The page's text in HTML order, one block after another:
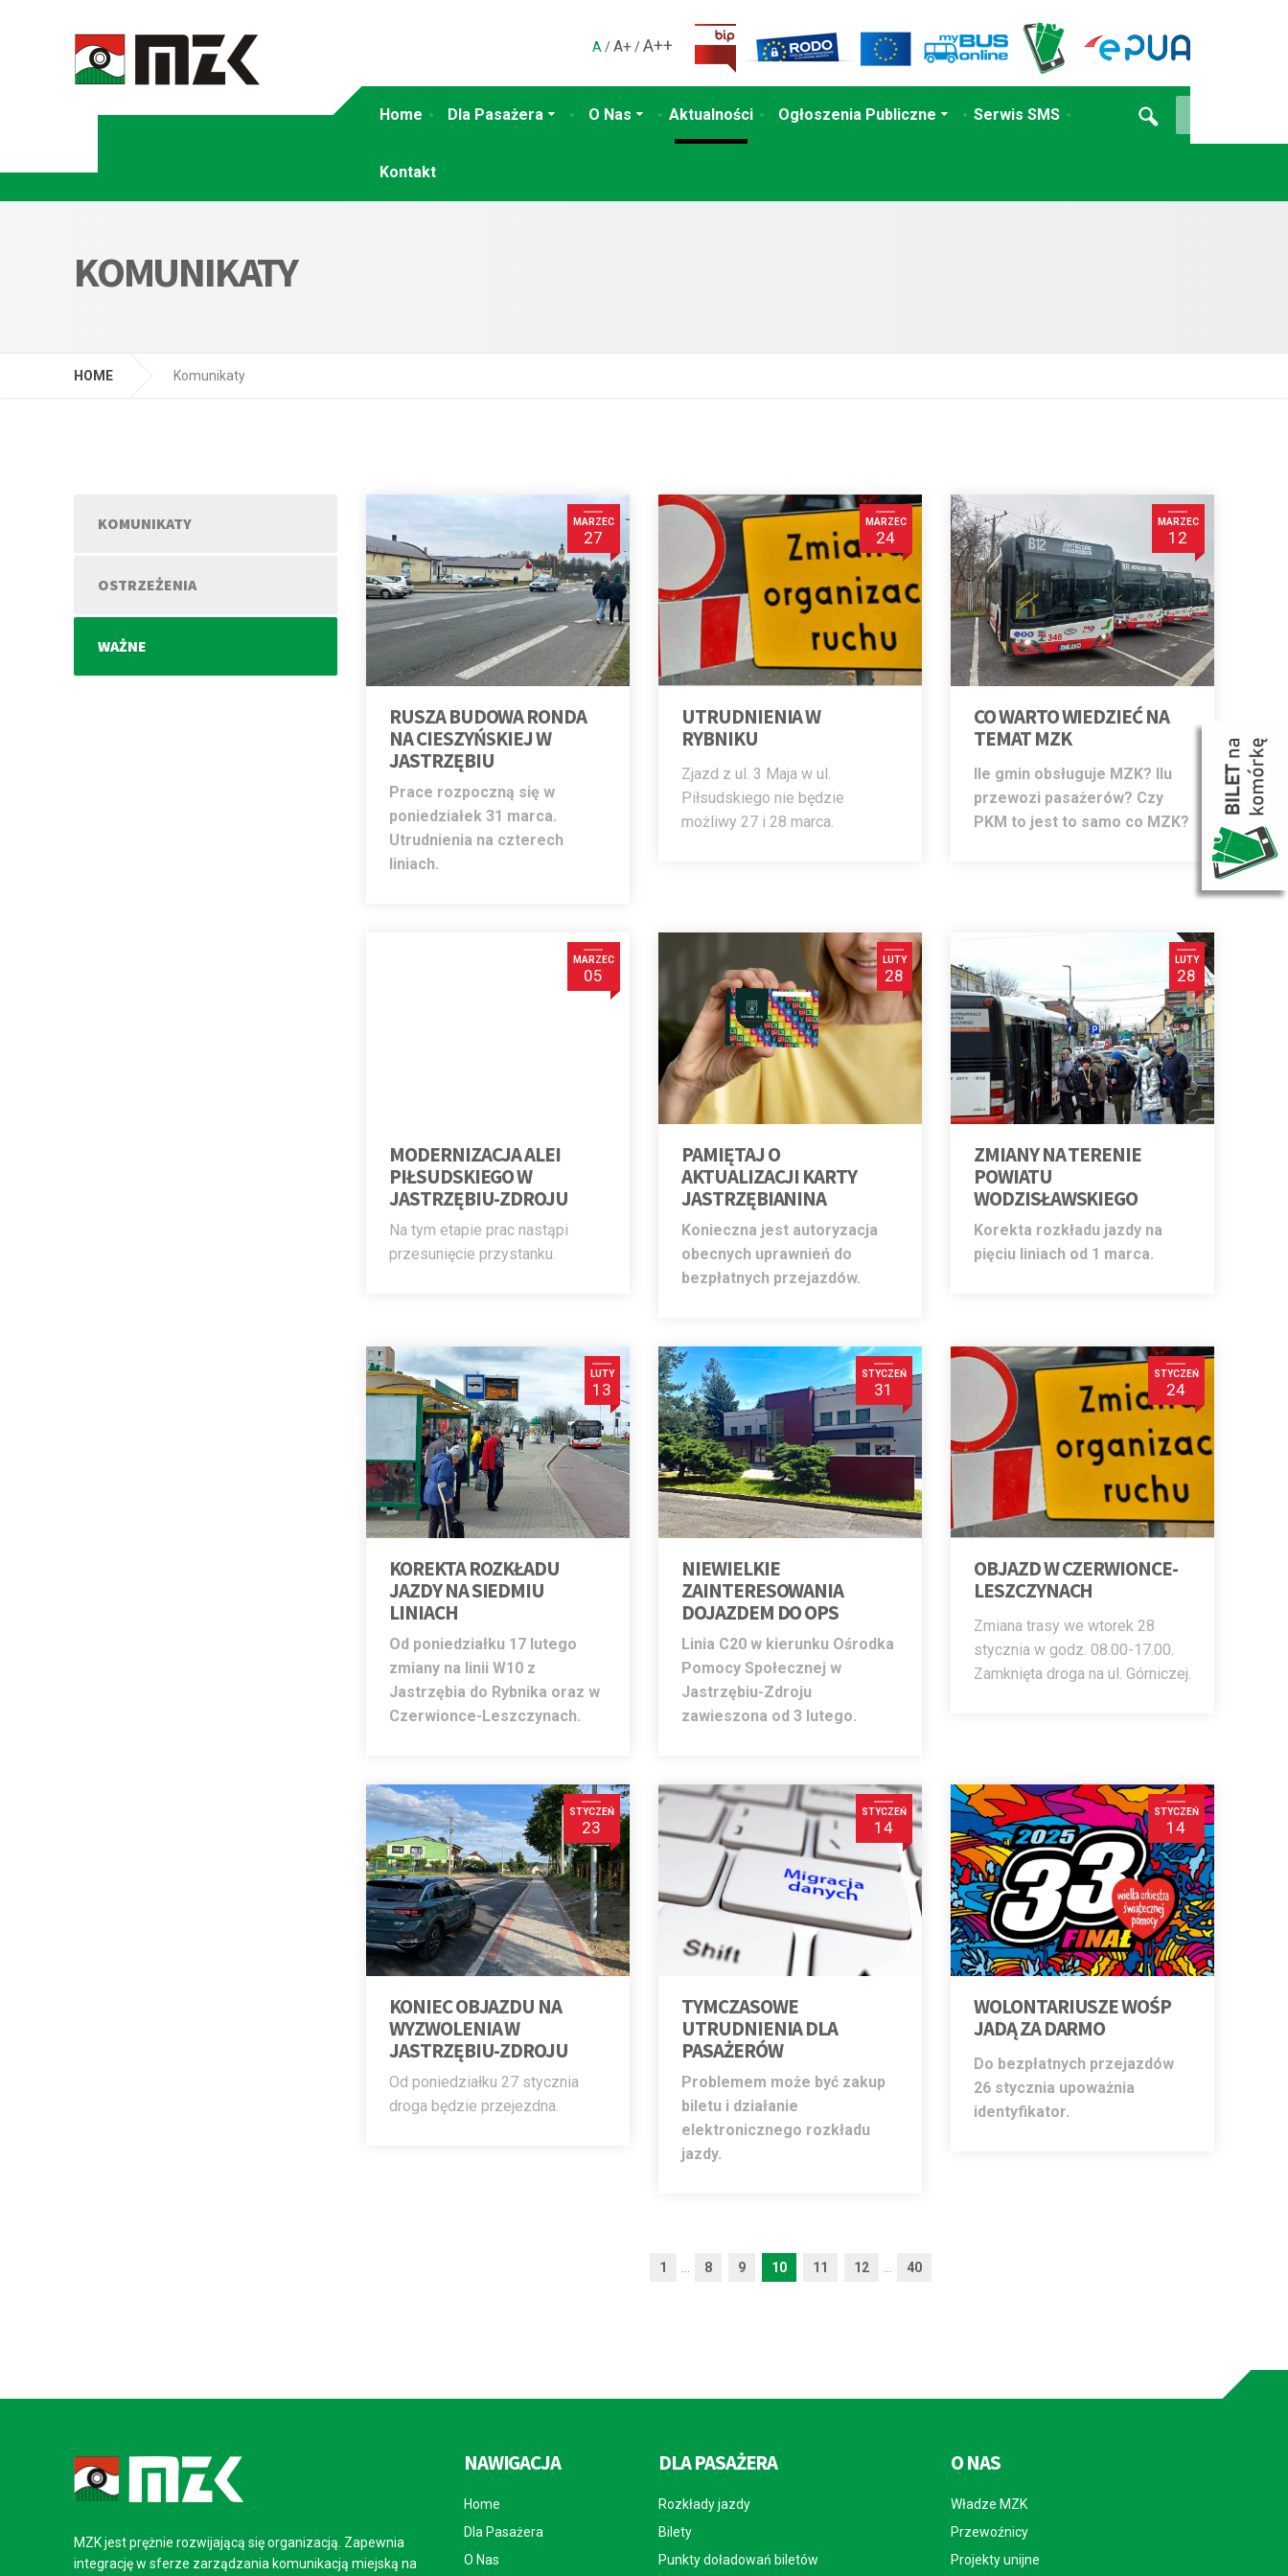
Home Dla Pasażera O Nas Aktualności Ogłoszenia Publiczne Serwis SMS
Kontakt
A/A+/A++
KOMUNIKATY
HOME Komunikaty
KOMUNIKATY
OSTRZEŻENIA
WAŻNE
MARZEC
27
RUSZA BUDOWA RONDA
NA CIESZYŃSKIEJ W
JASTRZĘBIU
Prace rozpoczną się w
poniedziałek 31 marca.
Utrudnienia na czterech
liniach.
MARZEC
24
UTRUDNIENIA W
RYBNIKU
Zjazd z ul. 3 Maja w ul.
Piłsudskiego nie będzie
możliwy 27 i 28 marca.
MARZEC
12
CO WARTO WIEDZIEĆ NA
TEMAT MZK
Ile gmin obsługuje MZK? Ilu
przewozi pasażerów? Czy
PKM to jest to samo co MZK?
MARZEC
05
MODERNIZACJA ALEI
PIŁSUDSKIEGO W
JASTRZĘBIU-ZDROJU
Na tym etapie prac nastąpi
przesunięcie przystanku.
LUTY
28
PAMIĘTAJ O
AKTUALIZACJI KARTY
JASTRZĘBIANINA
Konieczna jest autoryzacja
obecnych uprawnień do
bezpłatnych przejazdów.
LUTY
28
ZMIANY NA TERENIE
POWIATU
WODZISŁAWSKIEGO
Korekta rozkładu jazdy na
pięciu liniach od 1 marca.
LUTY
13
KOREKTA ROZKŁADU
JAZDY NA SIEDMIU
LINIACH
Od poniedziałku 17 lutego
zmiany na linii W10 z
Jastrzębia do Rybnika oraz w
Czerwionce-Leszczynach.
STYCZEŃ
31
NIEWIELKIE
ZAINTERESOWANIA
DOJAZDEM DO OPS
Linia C20 w kierunku Ośrodka
Pomocy Społecznej w
Jastrzębiu-Zdroju
zawieszona od 3 lutego.
STYCZEŃ
24
OBJAZD W CZERWIONCE-
LESZCZYNACH
Zmiana trasy we wtorek 28
stycznia w godz. 08.00-17.00.
Zamknięta droga na ul. Górniczej.
STYCZEŃ
23
KONIEC OBJAZDU NA
WYZWOLENIA W
JASTRZĘBIU-ZDROJU
Od poniedziałku 27 stycznia
droga będzie przejezdna.
STYCZEŃ
14
TYMCZASOWE
UTRUDNIENIA DLA
PASAŻERÓW
Problemem może być zakup
biletu i działanie
elektronicznego rozkładu
jazdy.
STYCZEŃ
14
WOLONTARIUSZE WOŚP
JADĄ ZA DARMO
Do bezpłatnych przejazdów
26 stycznia upoważnia
identyfikator.
1 8 9 10 11 12 40
MZK jest prężnie rozwijającą się organizacją. Zapewnia
integrację w sferze zarządzania komunikacją miejską na
NAWIGACJA
Home
Dla Pasażera
O Nas
DLA PASAŻERA
Rozkłady jazdy
Bilety
Punkty doładowań biletów
O NAS
Władze MZK
Przewoźnicy
Projekty unijne